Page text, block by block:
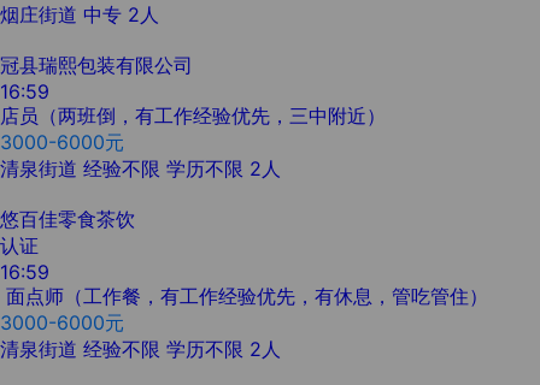
烟庄街道 中专 2人
冠县瑞熙包装有限公司
16:59
店员（两班倒，有工作经验优先，三中附近）
3000-6000元
清泉街道 经验不限 学历不限 2人
悠百佳零食茶饮
认证
16:59
面点师（工作餐，有工作经验优先，有休息，管吃管住）
3000-6000元
清泉街道 经验不限 学历不限 2人